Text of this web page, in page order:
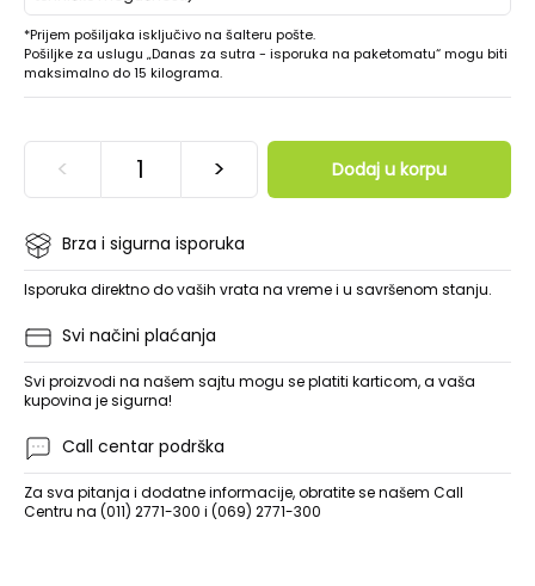
*Prijem pošiljaka isključivo na šalteru pošte.
Pošiljke za uslugu „Danas za sutra - isporuka na paketomatu“ mogu biti
maksimalno do 15 kilograma.
< > Dodaj u korpu
Brza i sigurna isporuka
Isporuka direktno do vaših vrata na vreme i u savršenom stanju.
Svi načini plaćanja
Svi proizvodi na našem sajtu mogu se platiti karticom, a vaša
kupovina je sigurna!
Call centar podrška
Za sva pitanja i dodatne informacije, obratite se našem Call
Centru na (011) 2771-300 i (069) 2771-300